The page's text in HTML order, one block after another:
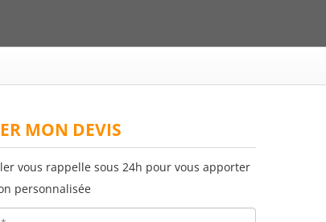
MON DEVIS
vous rappelle sous 24h pour vous apporter
personnalisée